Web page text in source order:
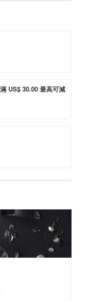
US$ 30.00 最高可減